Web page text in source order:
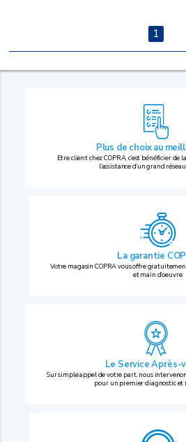
1
Plus de choix au
Etre client chez COPRA, c’est bénéficier de
l’assistance d’un grand
La garantie
Votre magasin COPRA vous offre
et main d’oeuvre.
Le Service Après-
Sur simple appel de votre part, nous
pour un premier diagnostic et